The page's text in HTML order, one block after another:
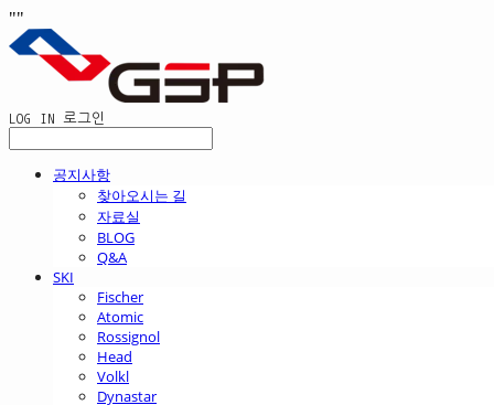
""
LOG IN 로그인
공지사항
찾아오시는 길
자료실
BLOG
Q&A
SKI
Fischer
Atomic
Rossignol
Head
Volkl
Dynastar